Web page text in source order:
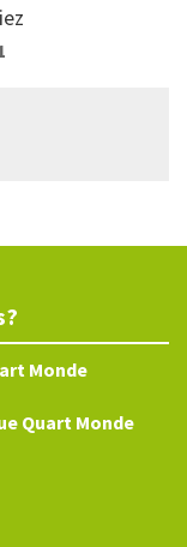
Monde
Quart Monde